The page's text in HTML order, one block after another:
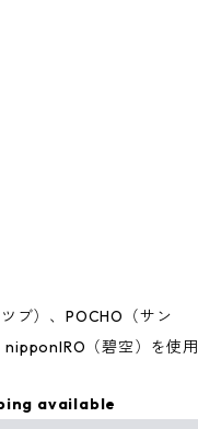
ブ）、POCHO（サン
nipponIRO（碧空）を使用
available